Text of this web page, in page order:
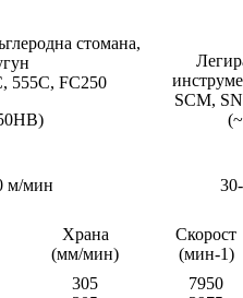
стомана,
555C, FC250
SCM,
м/мин
Храна
(мм/мин)
Скорост
(мин-1)
305
7950